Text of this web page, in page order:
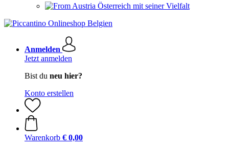
Österreich mit seiner Vielfalt
Anmelden
Jetzt anmelden
Bist du neu hier?
Konto erstellen
Warenkorb € 0,00